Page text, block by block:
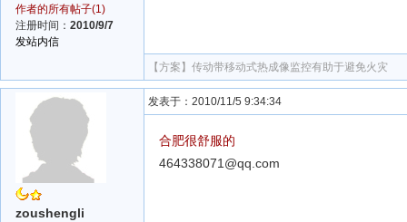
作者的所有帖子(1)
注册时间： 2010/9/7
发站内信
【方案】 传动带移动式热成像监控有助于避免火灾
zoushengli
发表于：2010/11/5 9:34:34
合肥很舒服的
464338071@qq.com